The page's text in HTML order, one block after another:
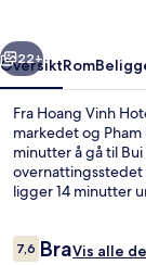
Neste
22+
OversiktRom
Fra Hoang Vinh
markedet og
minutter å gå til
overnattingsstedet
ligger 14 minutter
Anmeldelser
7,67,6 av 10 –
BraVis alle